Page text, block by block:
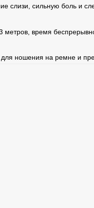
слизи, сильную боль и
время
ношения на ремне и